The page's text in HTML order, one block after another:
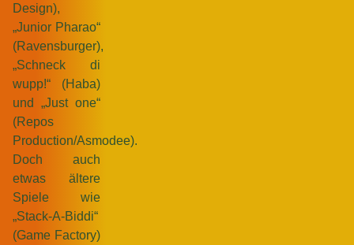
Design),
„Junior Pharao“
(Ravensburger),
„Schneck di
wupp!“ (Haba)
und „Just one“
(Repos
Production/Asmodee).
Doch auch
etwas ältere
Spiele wie
„Stack-A-Biddi“
(Game Factory)